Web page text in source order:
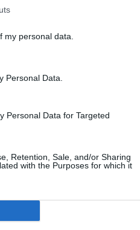
my personal data.
Personal Data.
Personal Data for Targeted
Retention, Sale, and/or Sharing
with the Purposes for which it
Περιγραφές Θέσεων
Υπολογισμός